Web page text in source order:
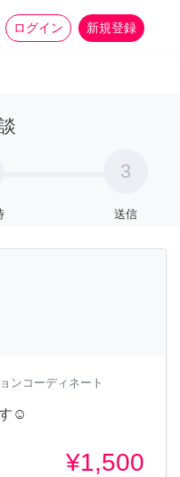
ログイン 新規登録
家事 more_horiz
3
送信
ンコーディネート
☺️
¥1,500